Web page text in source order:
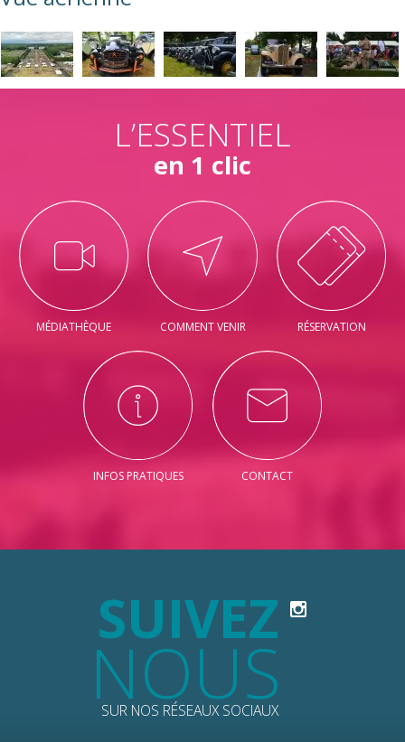
L’ESSENTIEL
en 1 clic
MÉDIATHÈQUE COMMENT VENIR RÉSERVATION
INFOS PRATIQUES CONTACT
SUIVEZ
NOUS
SUR NOS RÉSEAUX SOCIAUX